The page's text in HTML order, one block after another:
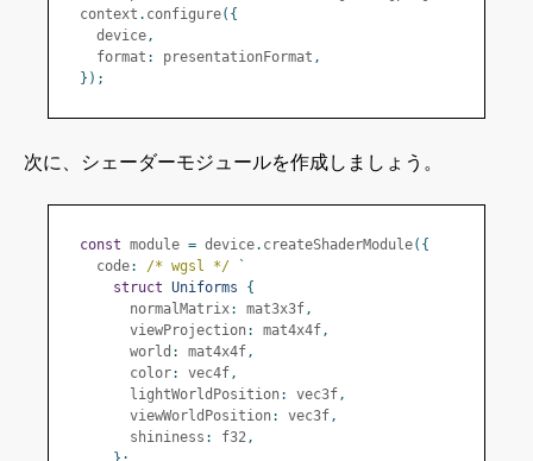
  context
. configure({
    device
,
    format
: presentationFormat ,
});
次に、シェーダーモジュールを作成しましょう。
const module = device. createShaderModule({
    code
: /* wgsl */
`
struct Uniforms
{
        normalMatrix
: mat3x3f,
        viewProjection
: mat4x4f,
        world
: mat4x4f,
        color
: vec4f,
        lightWorldPosition
: vec3f,
        viewWorldPosition
: vec3f,
        shininess
: f32,